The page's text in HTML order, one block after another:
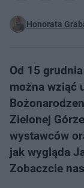
Honorata
Od 15
można wziąć
Zielonej
wystawców
jak wygląda
Zobaczcie